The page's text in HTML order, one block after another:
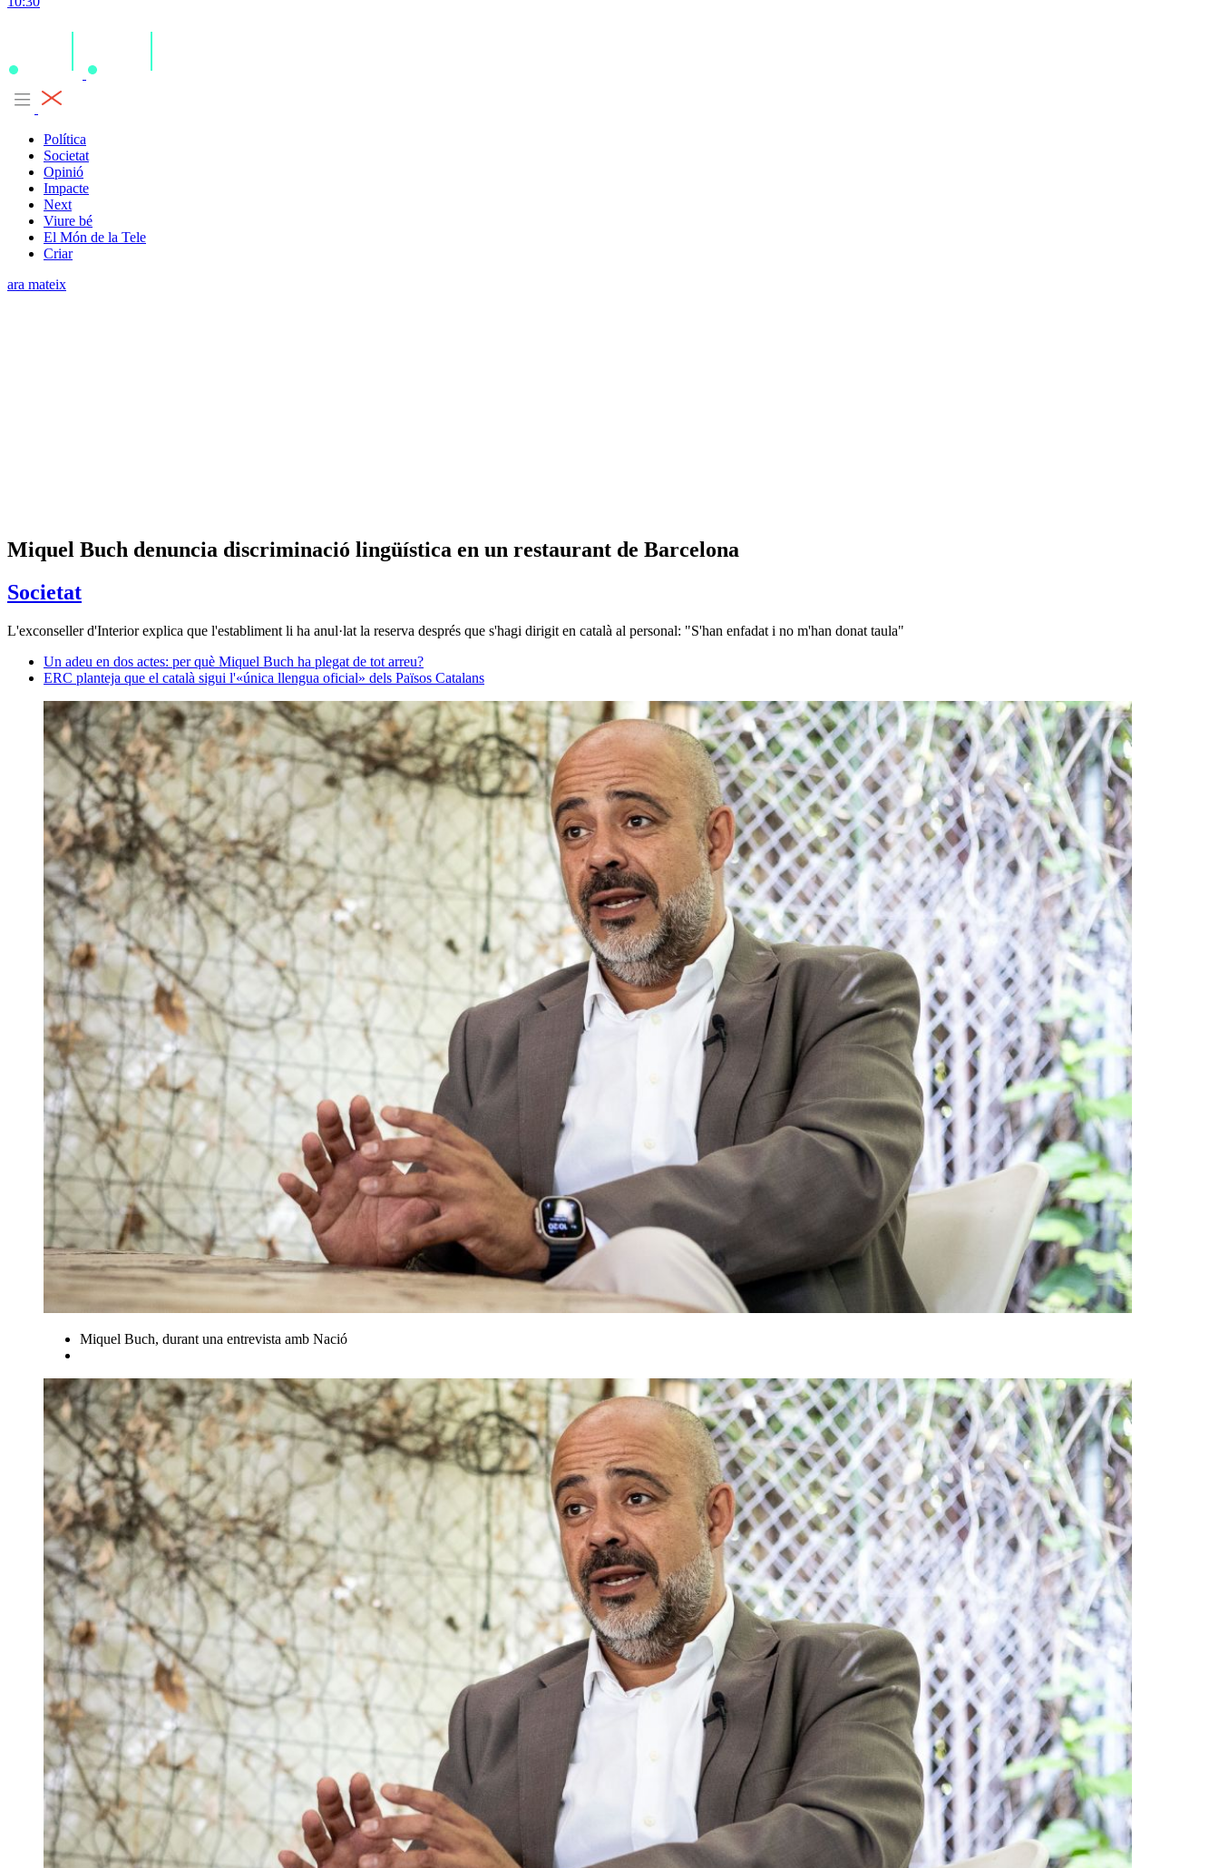
Política
Societat
Opinió
Impacte
Next
Viure bé
El Món de la Tele
Criar
ara mateix
Miquel Buch denuncia discriminació lingüística en un restaurant de Barcelona
Societat
L'exconseller d'Interior explica que l'establiment li ha anul·lat la reserva després que s'hagi dirigit en català al personal: "S'han enfadat i no m'han donat taula"
Un adeu en dos actes: per què Miquel Buch ha plegat de tot arreu?
ERC planteja que el català sigui l'«única llengua oficial» dels Països Catalans
Miquel Buch, durant una entrevista amb Nació